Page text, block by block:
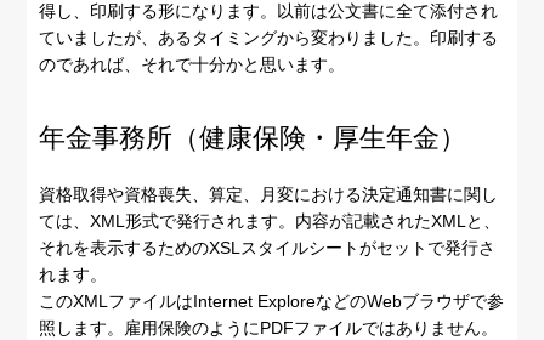
得し、印刷する形になります。以前は公文書に全て添付され
ていましたが、あるタイミングから変わりました。印刷する
のであれば、それで十分かと思います。
年金事務所（健康保険・厚生年金）
資格取得や資格喪失、算定、月変における決定通知書に関し
ては、XML形式で発行されます。内容が記載されたXMLと、
それを表示するためのXSLスタイルシートがセットで発行さ
れます。
このXMLファイルはInternet ExploreなどのWebブラウザで参
照します。雇用保険のようにPDFファイルではありません。